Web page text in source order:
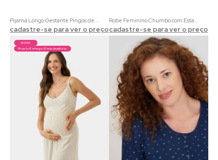
Pijama Longo Gestante Pingos de Amor | 100% Algodão com Estampa de Corações
cadastre-se para ver o preço
Robe Feminino Chumbo com Estampa de Oncinha
cadastre-se para ver o preço
NOVO
Pronta Entrega | Envio Imediato